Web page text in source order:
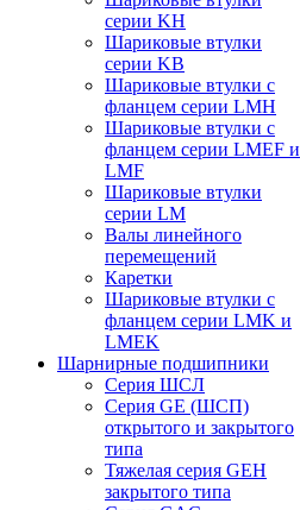
серии KH
Шариковые втулки
серии KB
Шариковые втулки с
фланцем серии LMH
Шариковые втулки с
фланцем серии LMEF и
LMF
Шариковые втулки
серии LM
Валы линейного
перемещений
Каретки
Шариковые втулки с
фланцем серии LMK и
LMEK
Шарнирные подшипники
Cерия ШСЛ
Серия GE (ШСП)
открытого и закрытого
типа
Тяжелая серия GEH
закрытого типа